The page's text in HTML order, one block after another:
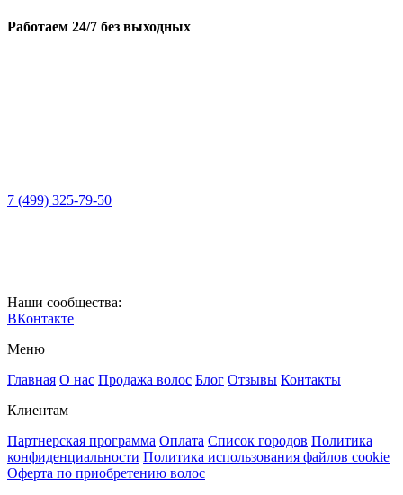
Работаем 24/7 без выходных
7 (499) 325-79-50
Наши сообщества:
ВКонтакте
Меню
Главная О нас Продажа волос Блог Отзывы Контакты
Клиентам
Партнерская программа Оплата Список городов Политика
конфиденциальности Политика использования файлов cookie
Оферта по приобретению волос